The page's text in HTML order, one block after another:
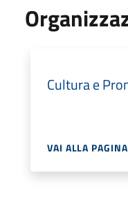
Cultura e
VAI ALLA PAGINA